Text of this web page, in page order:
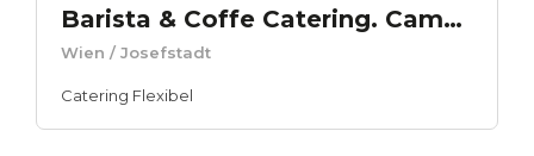
Barista & Coffe Catering. Cambio Caffè
Wien / Josefstadt
Catering Flexibel